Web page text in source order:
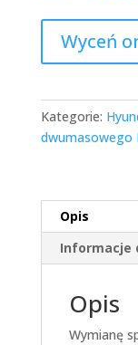
Wyceń
Kategorie:
dwumasowego
Opis
Informacje
Opis
Wymianę